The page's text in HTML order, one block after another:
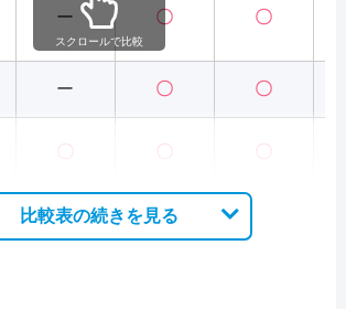
ー 〇 〇
ー 〇 〇
〇 〇 〇
スクロールで比較
比較表の続きを見る